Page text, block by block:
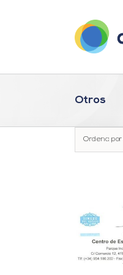
Otros
Ordena por